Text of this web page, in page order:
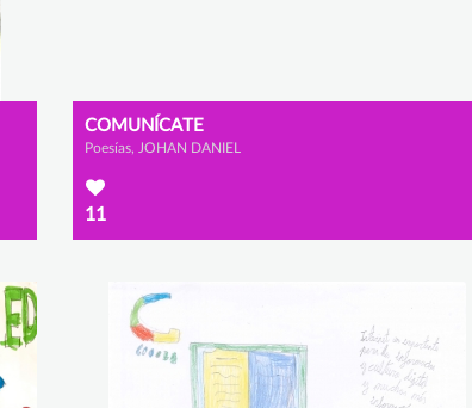
COMUNÍCATE
Poesías, JOHAN DANIEL
11